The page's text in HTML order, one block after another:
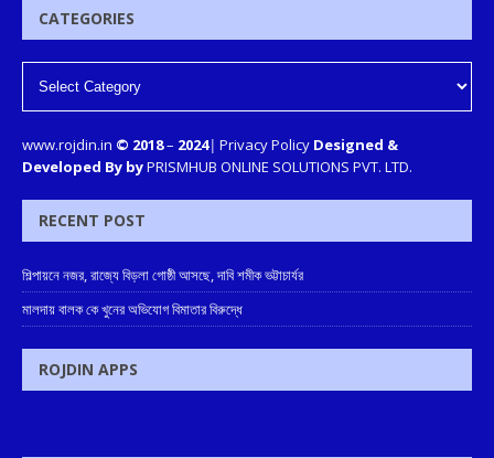
CATEGORIES
www.rojdin.in © 2018– 2024| Privacy Policy Designed &
Developed By byPRISMHUB ONLINE SOLUTIONS PVT. LTD.
RECENT POST
শিল্পায়নে নজর, রাজ্যে বিড়লা গোষ্ঠী আসছে, দাবি শমীক ভট্টাচার্যর
মালদায় বালক কে খুনের অভিযোগ বিমাতার বিরুদ্ধে
ROJDIN APPS